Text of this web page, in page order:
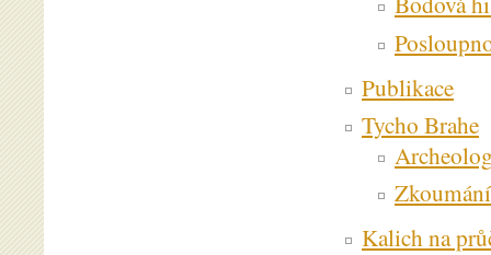
Publikace
Tycho Brahe
Kalich na